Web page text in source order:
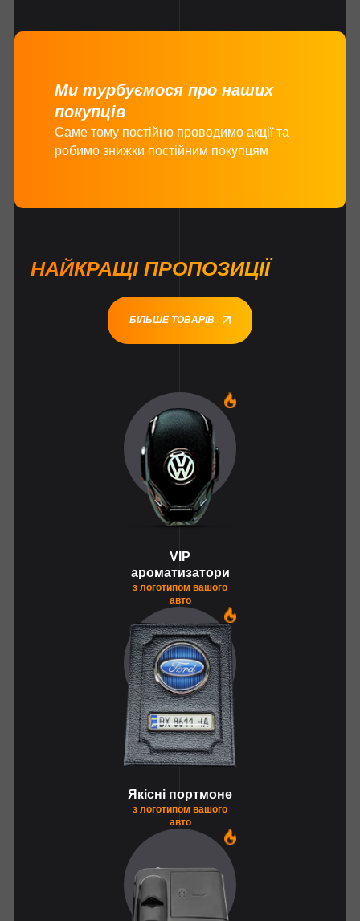
Ми турбуємося про наших
покупців
Саме тому постійно проводимо акції та
робимо знижки постійним покупцям
НАЙКРАЩІ ПРОПОЗИЦІЇ
БІЛЬШЕ ТОВАРІВ
VIP
ароматизатори
з логотипом вашого
авто
Якісні портмоне
з логотипом вашого
авто